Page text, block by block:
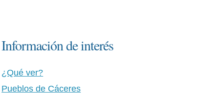
Información de interés
¿Qué ver?
Pueblos de Cáceres